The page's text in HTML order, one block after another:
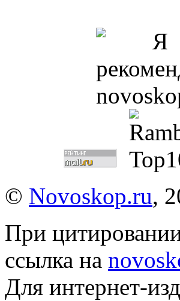
© Novoskop.ru,
При
ссылка на
Для интернет-